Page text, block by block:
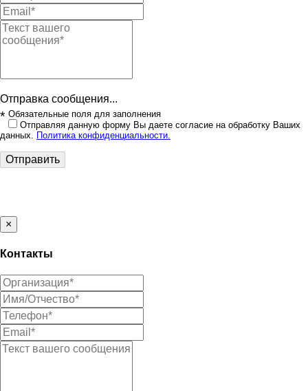
Отправка сообщения...
* Обязательные поля для заполнения
Отправляя данную форму Вы даете согласие на обработку Ваших
данных. Политика конфиденциальности.
Отправить
×
Контакты